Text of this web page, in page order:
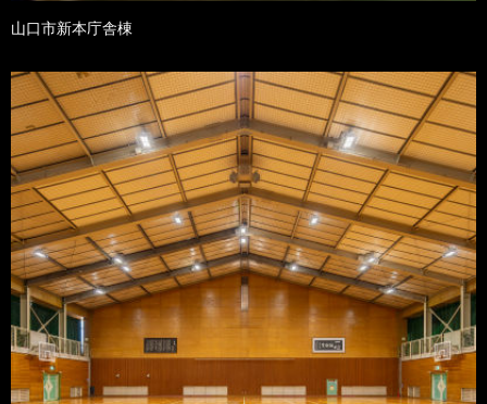
山口市新本庁舎棟